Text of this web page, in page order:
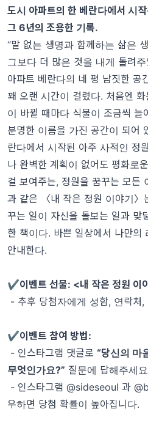
도시 아파트의 한 베란다에서 시
그 6년의 조용한 기록.
“말 없는 생명과 함께하는 삶은
그보다 더 많은 것을 내게 돌려주
아파트 베란다의 네 평 남짓한 공
꽤 오랜 시간이 걸렸다. 처음엔
이 바뀔 때마다 식물이 조금씩 늘
분명한 이름을 가진 공간이 되어
란다에서 시작된 아주 사적인 정
나 완벽한 계획이 없어도 평화로
걸 보여주는, 정원을 꿈꾸는 모든
과 같은 〈내 작은 정원 이야기
꾸는 일이 자신을 돌보는 일과 맞
한 책이다. 바쁜 일상에서 나만의
안내한다.
✔️이벤트 선물: <내 작은 정원 이
- 추후 당첨자에게 성함, 연락처
✔️이벤트 참여 방법:
- 인스타그램 댓글로 “당신의 마
무엇인가요?” 질문에 답해주세
- 인스타그램 @sideseoul 과
우하면 당첨 확률이 높아집니다.